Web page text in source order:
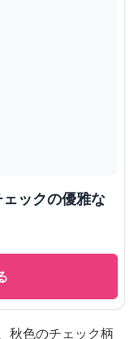
ックの優雅な
秋色のチェック柄